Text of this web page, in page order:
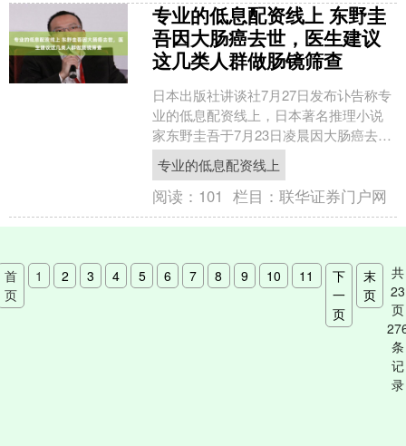
专业的低息配资线上 东野圭
吾因大肠癌去世，医生建议
这几类人群做肠镜筛查
日本出版社讲谈社7月27日发布讣告称专
业的低息配资线上，日本著名推理小说
家东野圭吾于7月23日凌晨因大肠癌去
世，享年68岁。 消息一出，无数读者惋
惜缅怀。大肠癌....
专业的低息配资线上
阅读： 101 栏目：联华证券门户网
首
页
1 2 3 4 5 6 7 8 9 10 11
下
一
页
末
页
共
23
页
条
记
录